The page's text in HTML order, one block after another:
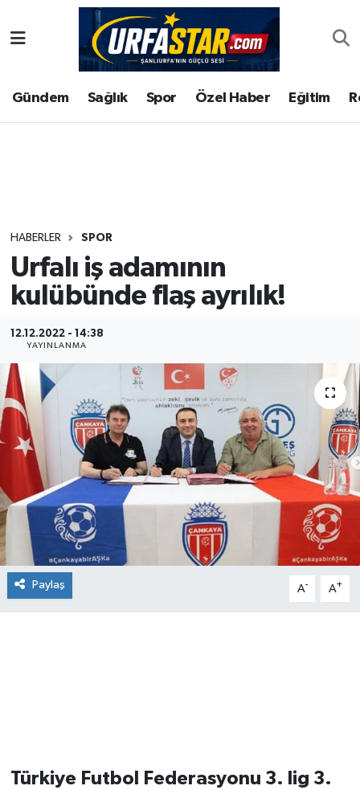
Gündem Sağlık Spor Özel Haber Eğitim
HABERLER SPOR
Urfalı iş adamının
kulübünde flaş ayrılık!
12.12.2022 - 14:38
YAYINLANMA
Paylaş A- A+
Türkiye Futbol Federasyonu 3. lig 3.
ASAYİS
ÇEVRE
Gündem
Kültür
Magazin
Şanlıurfa Nöbetçi Eczaneler
Şanlıurfa Hava Durumu
Tüm Manşetler
Son Dakika Haberleri
Haber Arşivi